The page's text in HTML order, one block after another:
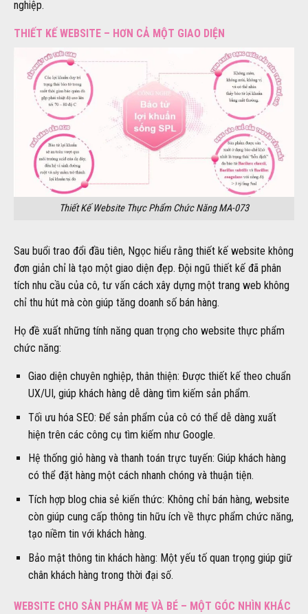
nghiệp.
THIẾT KẾ WEBSITE – HƠN CẢ MỘT GIAO DIỆN
Thiết Kế Website Thực Phẩm Chức Năng MA-073
Sau buổi trao đổi đầu tiên, Ngọc hiểu rằng thiết kế website không
đơn giản chỉ là tạo một giao diện đẹp. Đội ngũ thiết kế đã phân
tích nhu cầu của cô, tư vấn cách xây dựng một trang web không
chỉ thu hút mà còn giúp tăng doanh số bán hàng.
Họ đề xuất những tính năng quan trọng cho website thực phẩm
chức năng:
Giao diện chuyên nghiệp, thân thiện: Được thiết kế theo chuẩn
UX/UI, giúp khách hàng dễ dàng tìm kiếm sản phẩm.
Tối ưu hóa SEO: Để sản phẩm của cô có thể dễ dàng xuất
hiện trên các công cụ tìm kiếm như Google.
Hệ thống giỏ hàng và thanh toán trực tuyến: Giúp khách hàng
có thể đặt hàng một cách nhanh chóng và thuận tiện.
Tích hợp blog chia sẻ kiến thức: Không chỉ bán hàng, website
còn giúp cung cấp thông tin hữu ích về thực phẩm chức năng,
tạo niềm tin với khách hàng.
Bảo mật thông tin khách hàng: Một yếu tố quan trọng giúp giữ
chân khách hàng trong thời đại số.
WEBSITE CHO SẢN PHẨM MẸ VÀ BÉ – MỘT GÓC NHÌN KHÁC